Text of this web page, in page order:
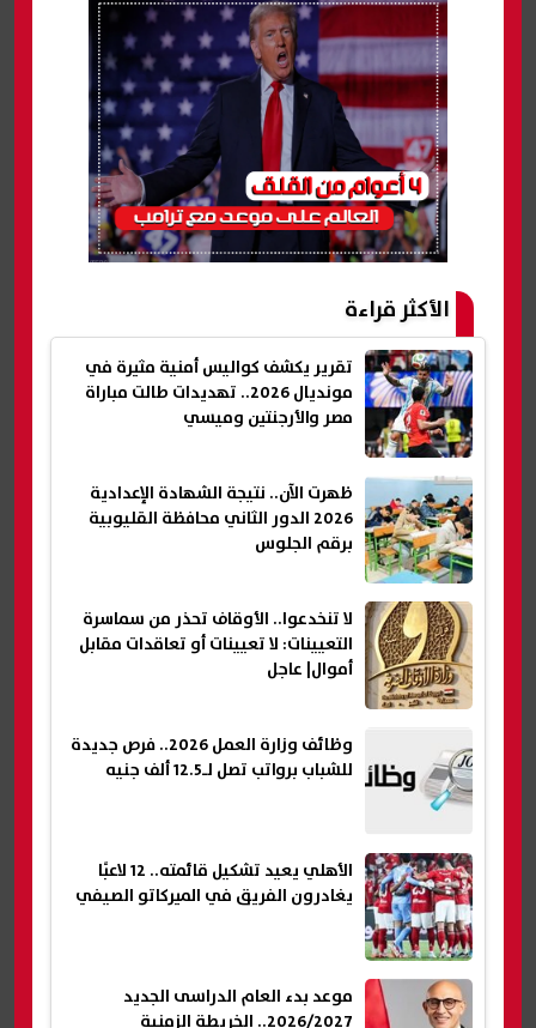
الأكثر قراءة
تقرير يكشف كواليس أمنية مثيرة في
مونديال 2026.. تهديدات طالت مباراة
مصر والأرجنتين وميسي
ظهرت الآن.. نتيجة الشهادة الإعدادية
2026 الدور الثاني محافظة القليوبية
برقم الجلوس
لا تنخدعوا.. الأوقاف تحذر من سماسرة
التعيينات: لا تعيينات أو تعاقدات مقابل
أموال| عاجل
وظائف وزارة العمل 2026.. فرص جديدة
للشباب برواتب تصل لـ12.5 ألف جنيه
الأهلي يعيد تشكيل قائمته.. 12 لاعبًا
يغادرون الفريق في الميركاتو الصيفي
موعد بدء العام الدراسى الجديد
2026/2027.. الخريطة الزمنية